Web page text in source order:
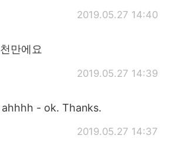
2019.05.27 14:40
천만에요
2019.05.27 14:39
ahhhh - ok. Thanks.
2019.05.27 14:37